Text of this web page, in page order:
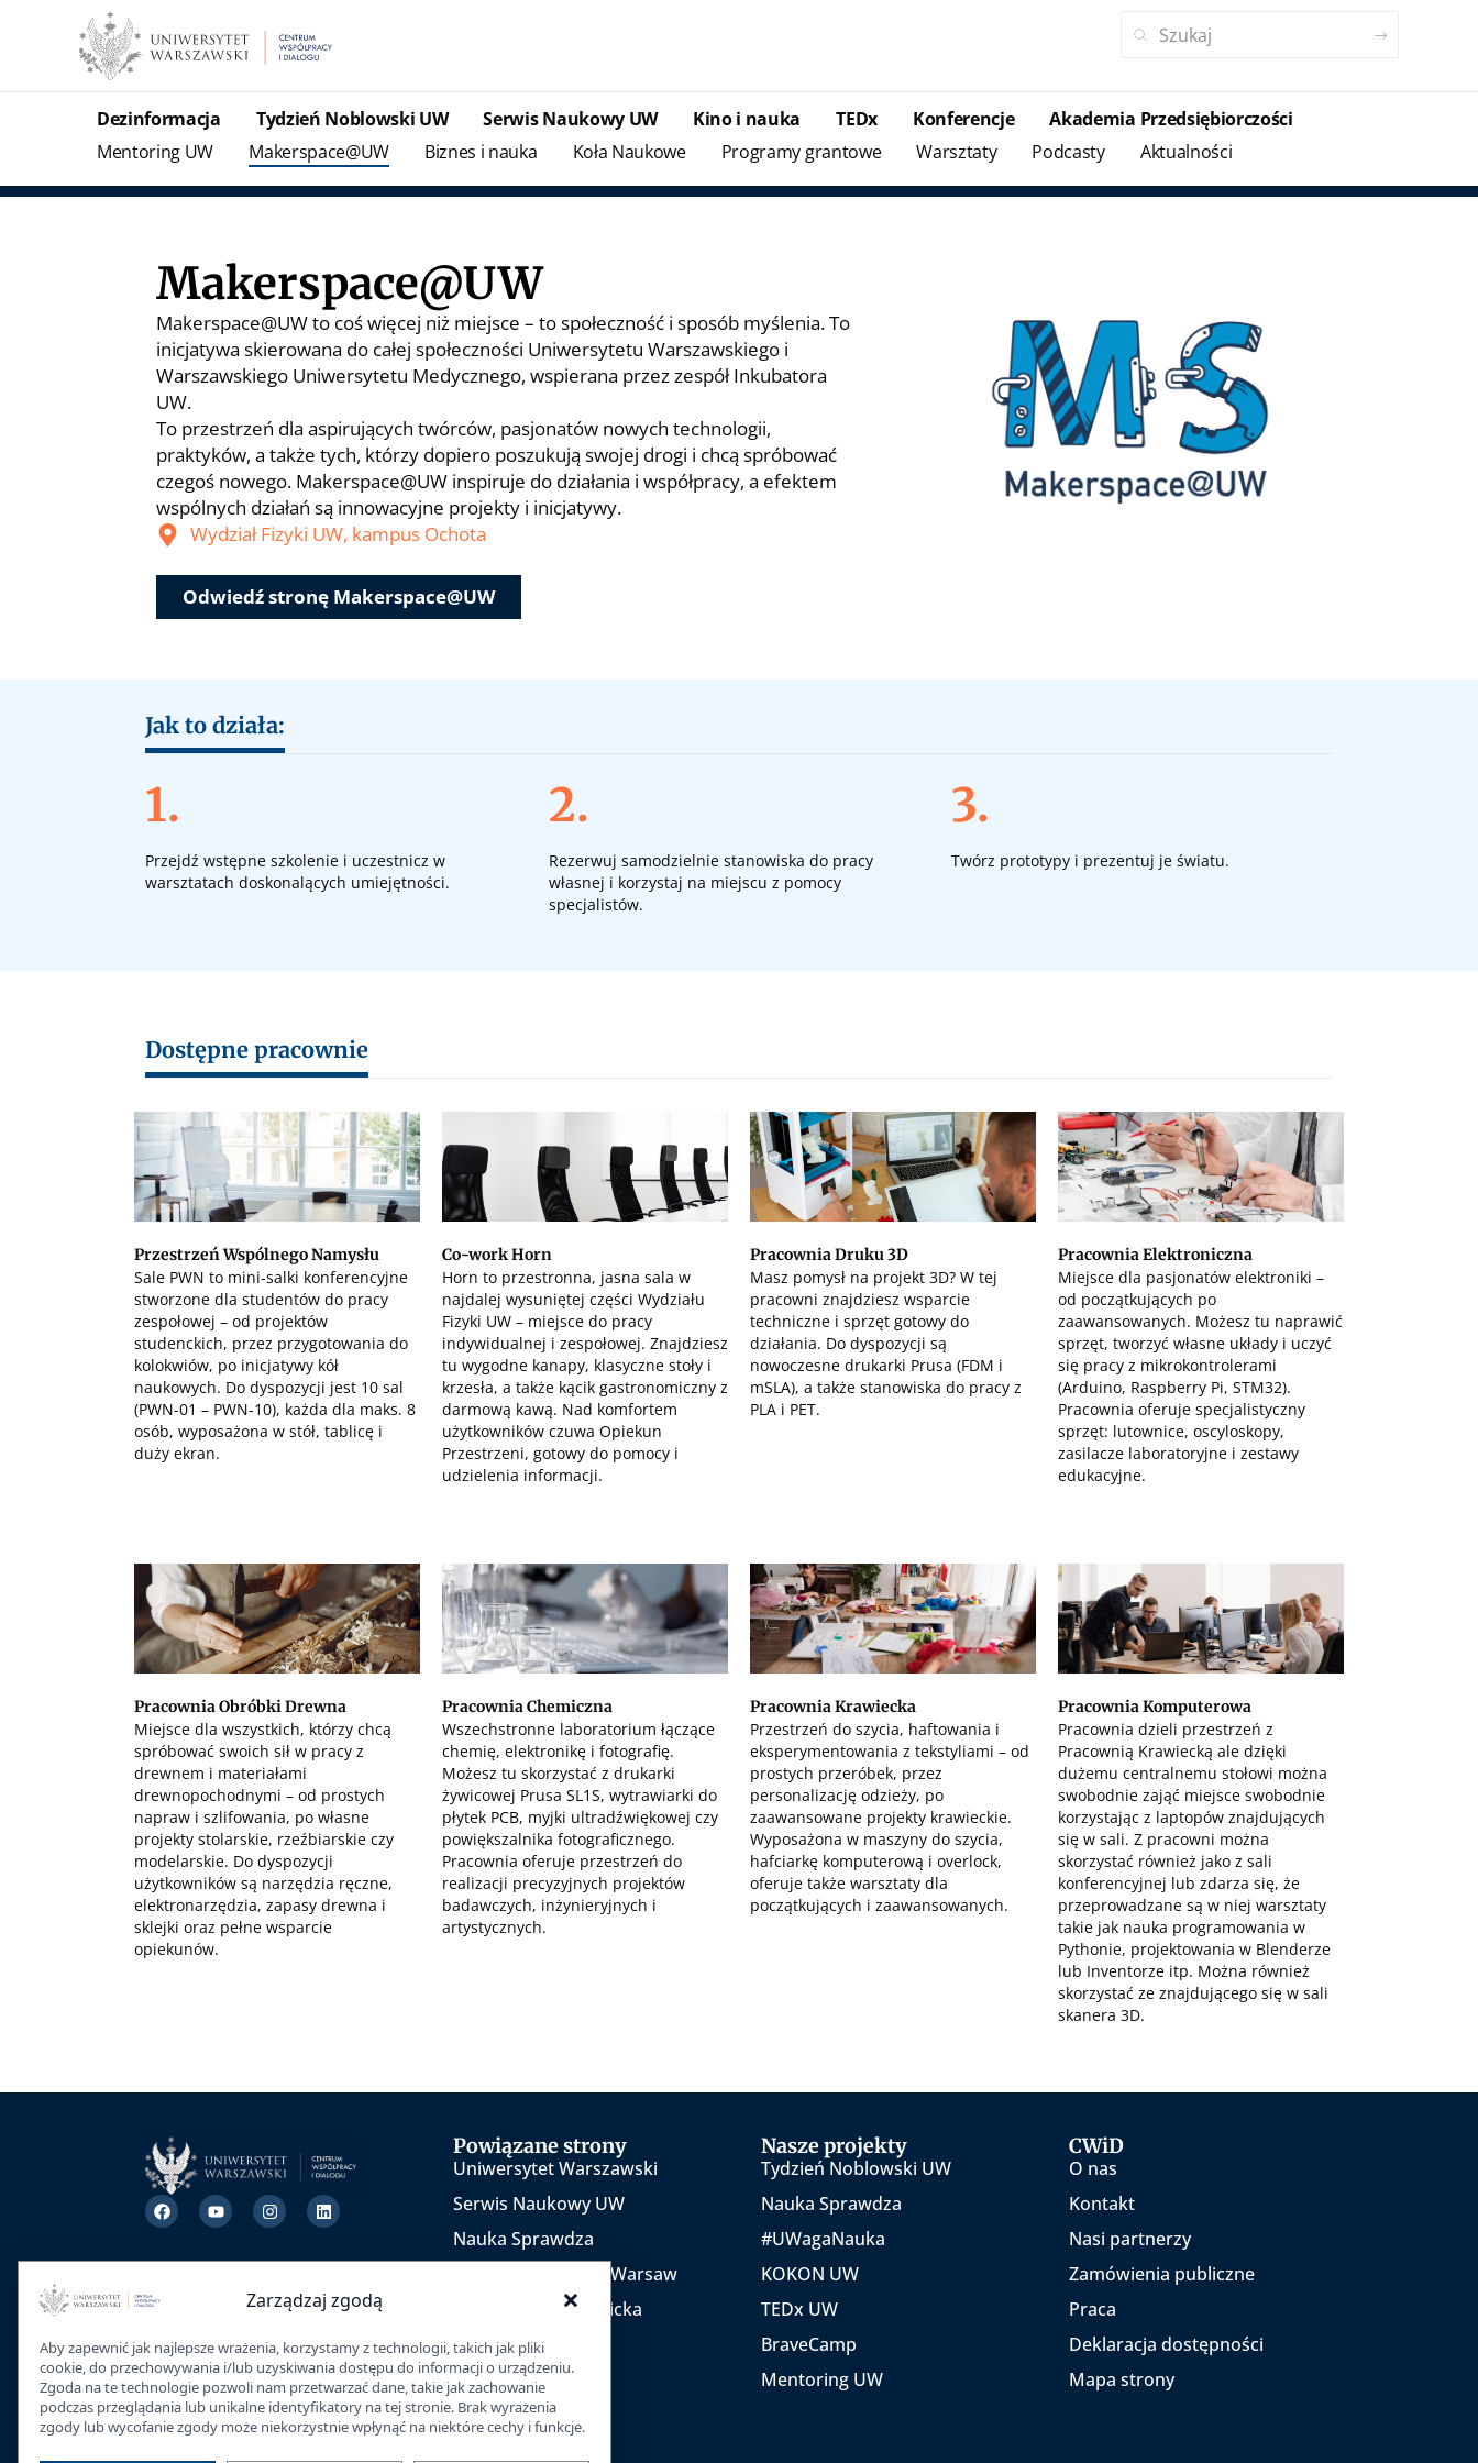
Dezinformacja Tydzień Noblowski UW Serwis Naukowy UW Kino i nauka TEDx Konferencje
Akademia Przedsiębiorczości
Mentoring UW
Makerspace@UW Biznes i nauka Koła Naukowe Programy grantowe Warsztaty Podcasty Aktualności
Makerspace@UW
Makerspace@UW to coś więcej niż miejsce – to społeczność i sposób myślenia. To
inicjatywa skierowana do całej społeczności Uniwersytetu Warszawskiego i
Warszawskiego Uniwersytetu Medycznego, wspierana przez zespół Inkubatora
UW.
To przestrzeń dla aspirujących twórców, pasjonatów nowych technologii,
praktyków, a także tych, którzy dopiero poszukują swojej drogi i chcą spróbować
czegoś nowego. Makerspace@UW inspiruje do działania i współpracy, a efektem
wspólnych działań są innowacyjne projekty i inicjatywy.
Wydział Fizyki UW, kampus Ochota
Odwiedź stronę Makerspace@UW
Jak to działa:
1.
Przejdź wstępne szkolenie i uczestnicz w
warsztatach doskonalących umiejętności.
2.
Rezerwuj samodzielnie stanowiska do pracy
własnej i korzystaj na miejscu z pomocy
specjalistów.
3.
Twórz prototypy i prezentuj je światu.
Dostępne pracownie
Przestrzeń Wspólnego Namysłu
Sale PWN to mini-salki konferencyjne
stworzone dla studentów do pracy
zespołowej – od projektów
studenckich, przez przygotowania do
kolokwiów, po inicjatywy kół
naukowych. Do dyspozycji jest 10 sal
(PWN-01 – PWN-10), każda dla maks. 8
osób, wyposażona w stół, tablicę i
duży ekran.
Co-work Horn
Horn to przestronna, jasna sala w
najdalej wysuniętej części Wydziału
Fizyki UW – miejsce do pracy
indywidualnej i zespołowej. Znajdziesz
tu wygodne kanapy, klasyczne stoły i
krzesła, a także kącik gastronomiczny z
darmową kawą. Nad komfortem
użytkowników czuwa Opiekun
Przestrzeni, gotowy do pomocy i
udzielenia informacji.
Pracownia Druku 3D
Masz pomysł na projekt 3D? W tej
pracowni znajdziesz wsparcie
techniczne i sprzęt gotowy do
działania. Do dyspozycji są
nowoczesne drukarki Prusa (FDM i
mSLA), a także stanowiska do pracy z
PLA i PET.
Pracownia Elektroniczna
Miejsce dla pasjonatów elektroniki –
od początkujących po
zaawansowanych. Możesz tu naprawić
sprzęt, tworzyć własne układy i uczyć
się pracy z mikrokontrolerami
(Arduino, Raspberry Pi, STM32).
Pracownia oferuje specjalistyczny
sprzęt: lutownice, oscyloskopy,
zasilacze laboratoryjne i zestawy
edukacyjne.
Pracownia Obróbki Drewna
Miejsce dla wszystkich, którzy chcą
spróbować swoich sił w pracy z
drewnem i materiałami
drewnopochodnymi – od prostych
napraw i szlifowania, po własne
projekty stolarskie, rzeźbiarskie czy
modelarskie. Do dyspozycji
użytkowników są narzędzia ręczne,
elektronarzędzia, zapasy drewna i
sklejki oraz pełne wsparcie
opiekunów.
Pracownia Chemiczna
Wszechstronne laboratorium łączące
chemię, elektronikę i fotografię.
Możesz tu skorzystać z drukarki
żywicowej Prusa SL1S, wytrawiarki do
płytek PCB, myjki ultradźwiękowej czy
powiększalnika fotograficznego.
Pracownia oferuje przestrzeń do
realizacji precyzyjnych projektów
badawczych, inżynieryjnych i
artystycznych.
Pracownia Krawiecka
Przestrzeń do szycia, haftowania i
eksperymentowania z tekstyliami – od
prostych przeróbek, przez
personalizację odzieży, po
zaawansowane projekty krawieckie.
Wyposażona w maszyny do szycia,
hafciarkę komputerową i overlock,
oferuje także warsztaty dla
początkujących i zaawansowanych.
Pracownia Komputerowa
Pracownia dzieli przestrzeń z
Pracownią Krawiecką ale dzięki
dużemu centralnemu stołowi można
swobodnie zająć miejsce swobodnie
korzystając z laptopów znajdujących
się w sali. Z pracowni można
skorzystać również jako z sali
konferencyjnej lub zdarza się, że
przeprowadzane są w niej warsztaty
takie jak nauka programowania w
Pythonie, projektowania w Blenderze
lub Inventorze itp. Można również
skorzystać ze znajdującego się w sali
skanera 3D.
Powiązane strony
Uniwersytet Warszawski
Serwis Naukowy UW
Nauka Sprawdza
TEDx University of Warsaw
Inicjatywa Akademicka
Nasze projekty
Tydzień Noblowski UW
Nauka Sprawdza
#UWagaNauka
KOKON UW
TEDx UW
BraveCamp
Mentoring UW
CWiD
O nas
Kontakt
Nasi partnerzy
Zamówienia publiczne
Praca
Deklaracja dostępności
Mapa strony
Zarządzaj zgodą ×
Aby zapewnić jak najlepsze wrażenia, korzystamy z technologii, takich jak pliki
cookie, do przechowywania i/lub uzyskiwania dostępu do informacji o urządzeniu.
Zgoda na te technologie pozwoli nam przetwarzać dane, takie jak zachowanie
podczas przeglądania lub unikalne identyfikatory na tej stronie. Brak wyrażenia
zgody lub wycofanie zgody może niekorzystnie wpłynąć na niektóre cechy i funkcje.